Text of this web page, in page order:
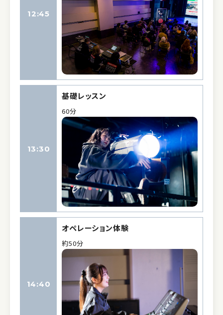
12:45
13:30
基礎レッスン
60分
14:40
オペレーション体験
約50分